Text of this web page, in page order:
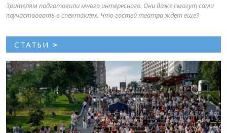
Зрителям подготовили много интересного. Они даже смогут сами
поучаствовать в спектаклях. Что гостей театра ждет еще?
СТАТЬИ >